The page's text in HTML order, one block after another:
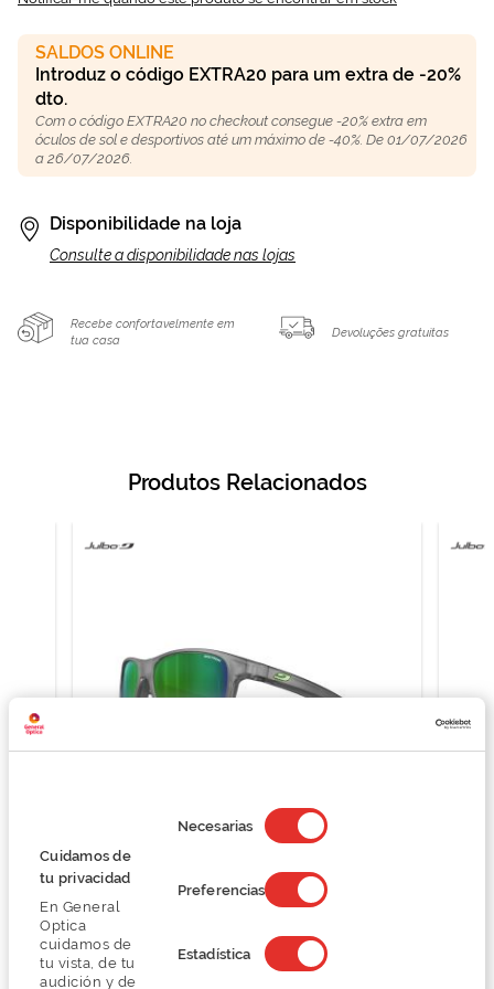
Cuidamos de
tu privacidad
En General
Optica
cuidamos de
tu vista, de tu
audición y de
de
consentimiento
Necesarias
Preferencias
Estadística
SALDOS ONLINE
Introduz o código EXTRA20 para um extra de -20%
dto.
Com o código EXTRA20 no checkout consegue -20% extra em
óculos de sol e desportivos até um máximo de -40%. De 01/07/2026
a 26/07/2026.
Disponibilidade na loja
Consulte a disponibilidade nas lojas
Recebe confortavelmente em
tua casa
Devoluções gratuitas
Produtos Relacionados
Julbo CRUISER J522
38,25 €
51,00 €